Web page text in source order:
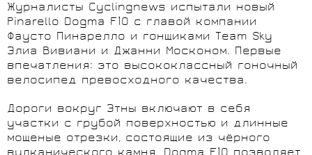
Журналисты Cyclingnews испытали новый
Pinarello Dogma F10 с главой компании
Фаусто Пинарелло и гонщиками Team Sky
Элиа Вивиани и Джанни Москоном. Первые
впечатления: это высококлассный гоночный
велосипед превосходного качества.
Дороги вокруг Этны включают в себя
участки с грубой поверхностью и длинные
мощеные отрезки, состоящие из чёрного